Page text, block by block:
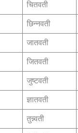
चितवती
छिन्नवती
जातवती
जितवती
जुष्टवती
ज्ञातवती
तुन्न्वती